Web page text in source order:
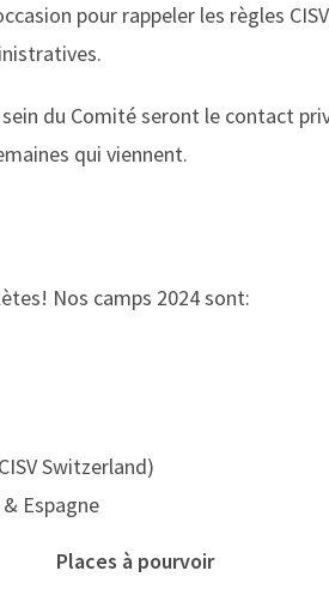
pour rappeler les règles
du Comité seront le contact
qui viennent.
Nos camps 2024 sont:
Switzerland)
Espagne
Places à pourvoir